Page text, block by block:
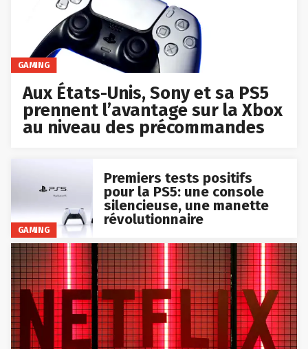
GAMING
Aux États-Unis, Sony et sa PS5
prennent l’avantage sur la Xbox
au niveau des précommandes
GAMING
Premiers tests positifs
pour la PS5: une console
silencieuse, une manette
révolutionnaire